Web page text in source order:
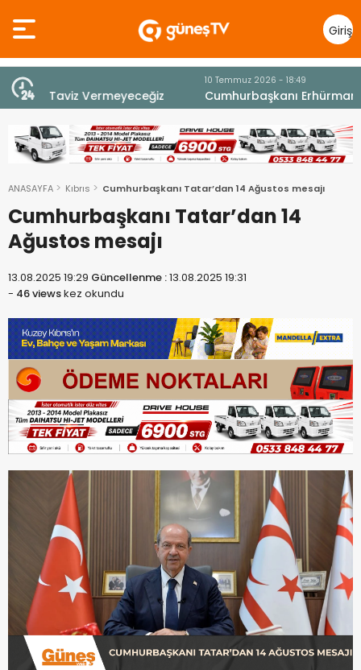
Giriş
Yap
Cumhurbaşkanı Erhürman sergi açılışında
fenalaşarak hastaneye kaldırıldı
ANASAYFA Kıbrıs Cumhurbaşkanı Tatar’dan 14 Ağustos mesajı
Cumhurbaşkanı Tatar’dan 14
Ağustos mesajı
13.08.2025 19:29 Güncellenme :13.08.2025 19:31
- 46 viewskez okundu